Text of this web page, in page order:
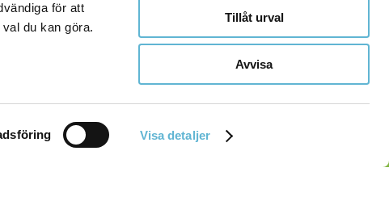
för att
du kan göra.
Visa detaljer
Tillåt urval
Avvisa